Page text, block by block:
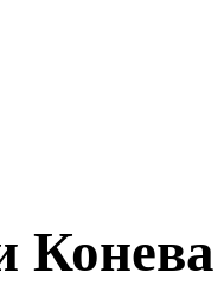
Конева